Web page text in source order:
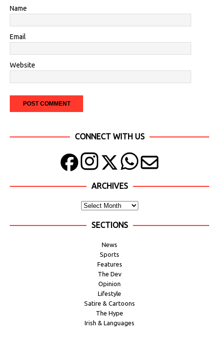
Name
Email
Website
CONNECT WITH US
ARCHIVES
SECTIONS
News
Sports
Features
The Dev
Opinion
Lifestyle
Satire & Cartoons
The Hype
Irish & Languages